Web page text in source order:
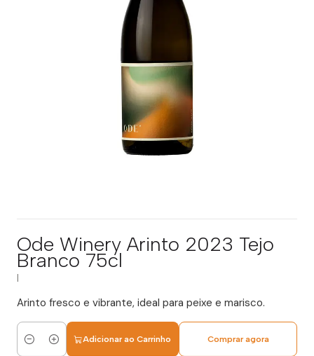
Ode Winery Arinto 2023 Tejo
Branco 75cl
Arinto fresco e vibrante, ideal para peixe e marisco.
Quantidade
Adicionar ao Carrinho Comprar agora